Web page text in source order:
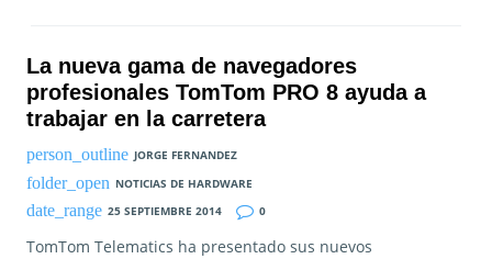
La nueva gama de navegadores
profesionales TomTom PRO 8 ayuda a
trabajar en la carretera
JORGE FERNANDEZ
NOTICIAS DE HARDWARE
25 SEPTIEMBRE 2014
0
TomTom Telematics ha presentado sus nuevos